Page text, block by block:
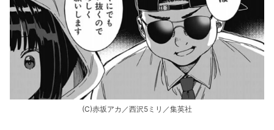
(C)赤坂アカ／西沢5ミリ／集英社